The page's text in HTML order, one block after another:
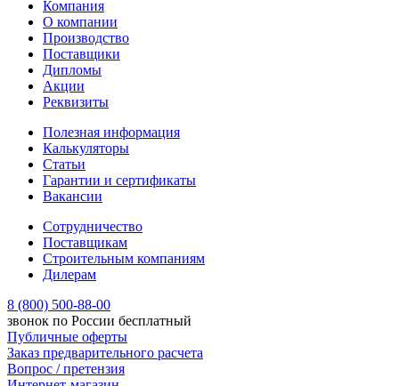
Компания
О компании
Производство
Поставщики
Дипломы
Акции
Реквизиты
Полезная информация
Калькуляторы
Статьи
Гарантии и сертификаты
Вакансии
Сотрудничество
Поставщикам
Строительным компаниям
Дилерам
8 (800) 500-88-00
звонок по России бесплатный
Публичные оферты
Заказ предварительного расчета
Вопрос / претензия